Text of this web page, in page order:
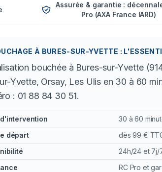
Assurée & garantie :
Pro (AXA France IARD)
À BURES-SUR-YVETTE :
bouchée à Bures-sur-Yvette
Yvette, Orsay, Les Ulis en 30 à 60
: 01 88 84 30 51.
30 à 60
départ
dès 99 €
24h/24 et 7j/
RC Pro et